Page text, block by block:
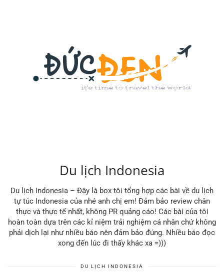
Du lịch Indonesia
Du lịch Indonesia – Đây là box tôi tổng hợp các bài về du lịch
tự túc Indonesia của nhé anh chị em! Đảm bảo review chân
thực và thực tế nhất, không PR quảng cáo! Các bài của tôi
hoàn toàn dựa trên các kỉ niệm trải nghiệm cá nhân chứ không
phải dịch lại như nhiều báo nên đảm bảo đúng. Nhiều báo đọc
xong đến lúc đi thấy khác xa =)))
DU LỊCH INDONESIA